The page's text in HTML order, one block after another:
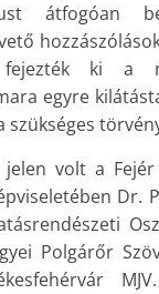
átfogóan
fejezték ki a
egyre
szükséges
jelen volt a
Dr.
Polgárőr